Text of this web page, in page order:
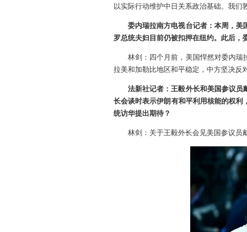
以实际行动维护中日关系政治基础。我们
委内瑞拉南方电视台记者：本周，美
罗总统夫妇目前仍被扣押在纽约。此后，
林剑：四个月前，美国悍然对委内瑞
拉美和加勒比地区和平稳定，中方坚决反
法新社记者：王毅外长和美国参议员
长会谈时表示伊朗有和平利用核能的权
统访华提出期待？
林剑：关于王毅外长会见美国参议员